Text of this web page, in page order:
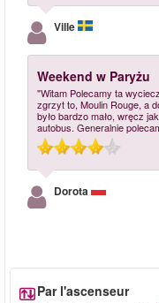
Ville
Weekend w Paryżu
"Witam Polecamy ta
zgrzyt to, Moulin Rouge, a
było bardzo mało, wręcz
autobus. Generalnie
Dorota
Par l'ascenseur